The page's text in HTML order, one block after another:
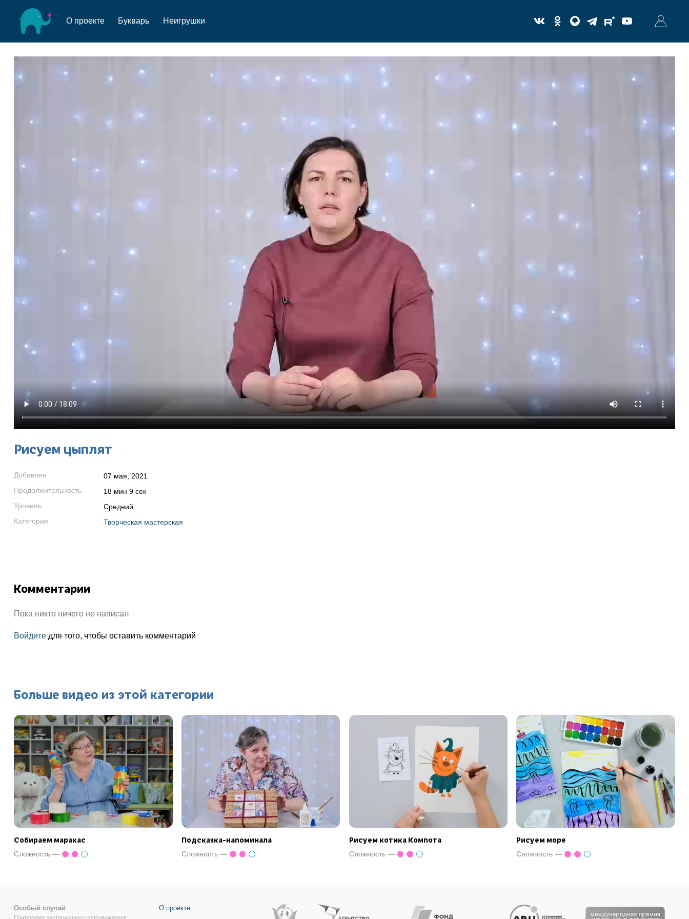
О проекте Букварь Неигрушки
Рисуем цыплят
Добавлен
07 мая, 2021
Продолжительность
18 мин 9 сек
Уровень
Средний
Категория
Творческая мастерская
Комментарии
Пока никто ничего не написал
Войдитедля того, чтобы оставить комментарий
Больше видео из этой категории
Собираем маракас
Сложность —
Подсказка-напоминала
Сложность —
Рисуем котика Компота
Сложность —
Рисуем море
Сложность —
Особый случай
Платформа дистационного сопровождения
О проекте